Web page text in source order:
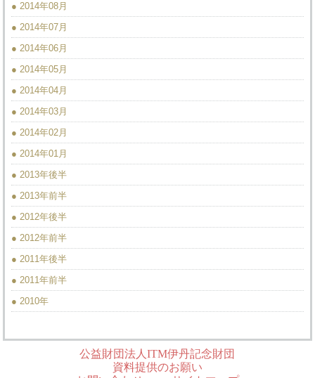
● 2014年08月
● 2014年07月
● 2014年06月
● 2014年05月
● 2014年04月
● 2014年03月
● 2014年02月
● 2014年01月
● 2013年後半
● 2013年前半
● 2012年後半
● 2012年前半
● 2011年後半
● 2011年前半
● 2010年
公益財団法人ITM伊丹記念財団
資料提供のお願い